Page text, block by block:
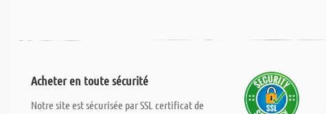
Acheter en toute sécurité
Notre site est sécurisée par SSL certificat de